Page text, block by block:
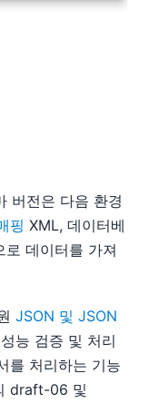
버전은 다음 환경
핑 XML, 데이터베
로 데이터를 가져
JSON 및 JSON
능 검증 및 처리
를 처리하는 기능
draft-06 및